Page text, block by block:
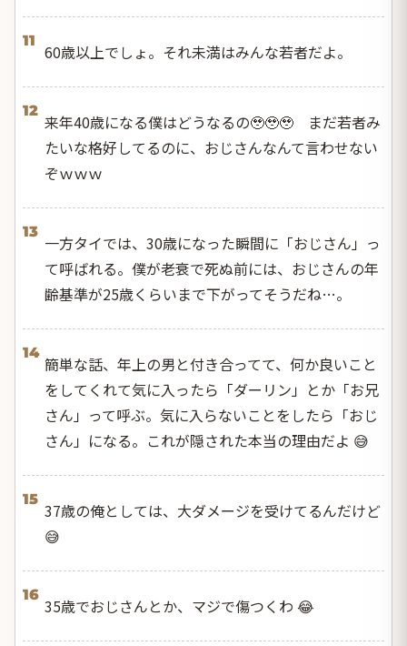
11
60歳以上でしょ。それ未満はみんな若者だよ。
12
来年40歳になる僕はどうなるの🥹🥹🥹 まだ若者み
たいな格好してるのに、おじさんなんて言わせない
ぞｗｗｗ
13
一方タイでは、30歳になった瞬間に「おじさん」っ
て呼ばれる。僕が老衰で死ぬ前には、おじさんの年
齢基準が25歳くらいまで下がってそうだね…。
14
簡単な話、年上の男と付き合ってて、何か良いこと
をしてくれて気に入ったら「ダーリン」とか「お兄
さん」って呼ぶ。気に入らないことをしたら「おじ
さん」になる。これが隠された本当の理由だよ 😅
15
37歳の俺としては、大ダメージを受けてるんだけど
😅
16
35歳でおじさんとか、マジで傷つくわ 😂